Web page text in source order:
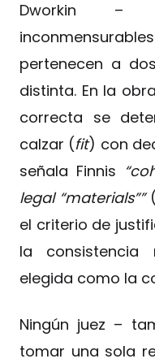
Dworkin –
pertenecen a
distinta. En la
correcta se
calzar (fit) con
señala Finnis
legal “materials””
el criterio de
la
elegida como la
Ningún juez –
tomar una sola